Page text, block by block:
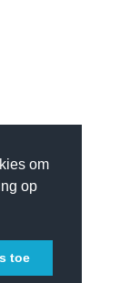
om
op
toe